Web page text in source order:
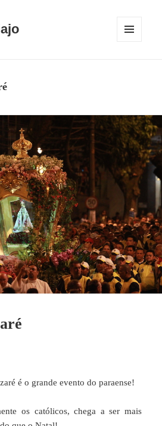
é o grande evento do paraense!
os católicos, chega a ser mais